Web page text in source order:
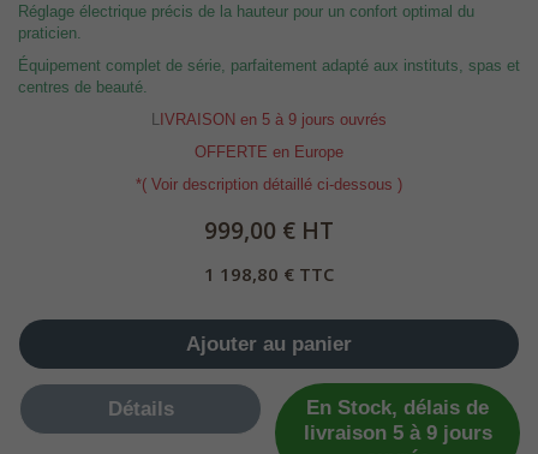
Réglage électrique précis de la hauteur pour un confort optimal du
praticien.
Équipement complet de série, parfaitement adapté aux instituts, spas et
centres de beauté.
IVRAISON en 5 à 9 jours ouvrés
OFFERTE en Europe
*( Voir description détaillé ci-dessous )
999,00 € HT
1 198,80 € TTC
Ajouter au panier
Détails
En Stock, délais de
livraison 5 à 9 jours